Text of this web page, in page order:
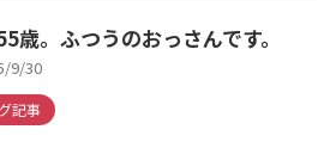
歳。ふつうのおっさんです。
9/30
記事